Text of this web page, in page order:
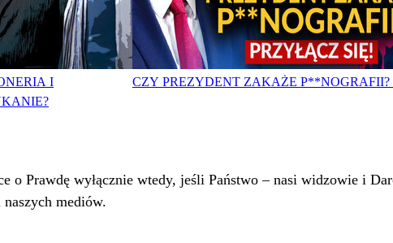
I
CZY PREZYDENT ZAKAŻE P**NOGRAFII?
o Prawdę wyłącznie wtedy, jeśli Państwo – nasi widzowie i
mediów.